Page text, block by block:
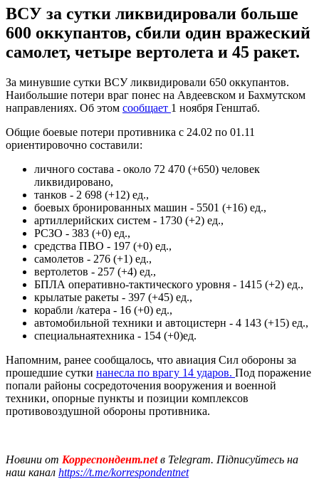
ВСУ за сутки ликвидировали больше
600 оккупантов, сбили один вражеский
самолет, четыре вертолета и 45 ракет.
За минувшие сутки ВСУ ликвидировали 650 оккупантов.
Наибольшие потери враг понес на Авдеевском и Бахмутском
направлениях. Об этом сообщает 1 ноября Генштаб.
Общие боевые потери противника с 24.02 по 01.11
ориентировочно составили:
личного состава - около 72 470 (+650) человек
ликвидировано,
танков - 2 698 (+12) ед.,
боевых бронированных машин - 5501 (+16) ед.,
артиллерийских систем - 1730 (+2) ед.,
РСЗО - 383 (+0) ед.,
средства ПВО - 197 (+0) ед.,
самолетов - 276 (+1) ед.,
вертолетов - 257 (+4) ед.,
БПЛА оперативно-тактического уровня - 1415 (+2) ед.,
крылатые ракеты - 397 (+45) ед.,
корабли /катера - 16 (+0) ед.,
автомобильной техники и автоцистерн - 4 143 (+15) ед.,
специальнаятехника - 154 (+0)ед.
Напомним, ранее сообщалось, что авиация Сил обороны за
прошедшие сутки нанесла по врагу 14 ударов. Под поражение
попали районы сосредоточения вооружения и военной
техники, опорные пункты и позиции комплексов
противовоздушной обороны противника.
Новини от Корреспондент.netв Telegram. Підписуйтесь на
наш канал https://t.me/korrespondentnet